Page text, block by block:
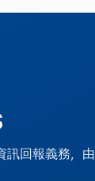
訊回報義務，由